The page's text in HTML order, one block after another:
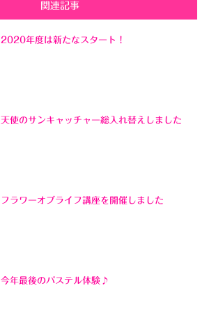
関連記事
2020年度は新たなスタート！
天使のサンキャッチャー総入れ替えしました
フラワーオブライフ講座を開催しました
今年最後のパステル体験♪